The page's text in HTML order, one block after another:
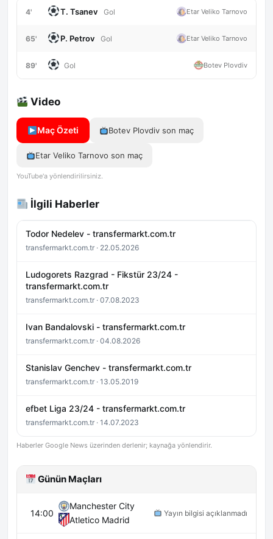
4' T. Tsanev Gol Etar Veliko Tarnovo
65' P. Petrov Gol Etar Veliko Tarnovo
89' Gol Botev Plovdiv
Video
Maç Özeti Botev Plovdiv son maç
Etar Veliko Tarnovo son maç
YouTube'a yönlendirilirsiniz.
İlgili Haberler
Todor Nedelev - transfermarkt.com.tr
transfermarkt.com.tr · 22.05.2026
Ludogorets Razgrad - Fikstür 23/24 -
transfermarkt.com.tr
transfermarkt.com.tr · 07.08.2023
Ivan Bandalovski - transfermarkt.com.tr
transfermarkt.com.tr · 04.08.2026
Stanislav Genchev - transfermarkt.com.tr
transfermarkt.com.tr · 13.05.2019
efbet Liga 23/24 - transfermarkt.com.tr
transfermarkt.com.tr · 14.07.2023
Haberler Google News üzerinden derlenir; kaynağa yönlendirir.
Günün Maçları
14:00
Manchester City
Atletico Madrid
Yayın bilgisi açıklanmadı